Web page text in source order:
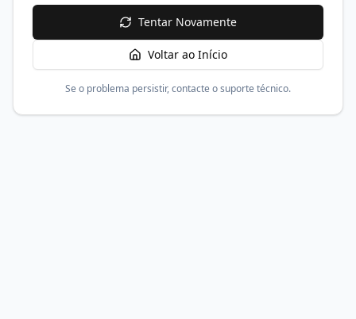
Tentar Novamente
Voltar ao Início
Se o problema persistir, contacte o suporte técnico.